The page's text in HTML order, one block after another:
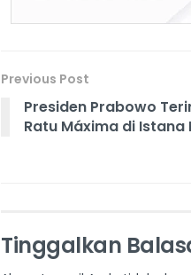
Previous Post
Presiden Prabowo
Ratu Máxima di Istana
Tinggalkan